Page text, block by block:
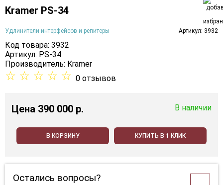
Kramer PS-34
Удлинители интерфейсов и репитеры Артикул: 3932
Код товара: 3932
Артикул: PS-34
Производитель: Kramer
☆ ☆ ☆ ☆ ☆ 0 отзывов
Цена 390 000 p. В наличии
В КОРЗИНУ КУПИТЬ В 1 КЛИК
Остались вопросы?